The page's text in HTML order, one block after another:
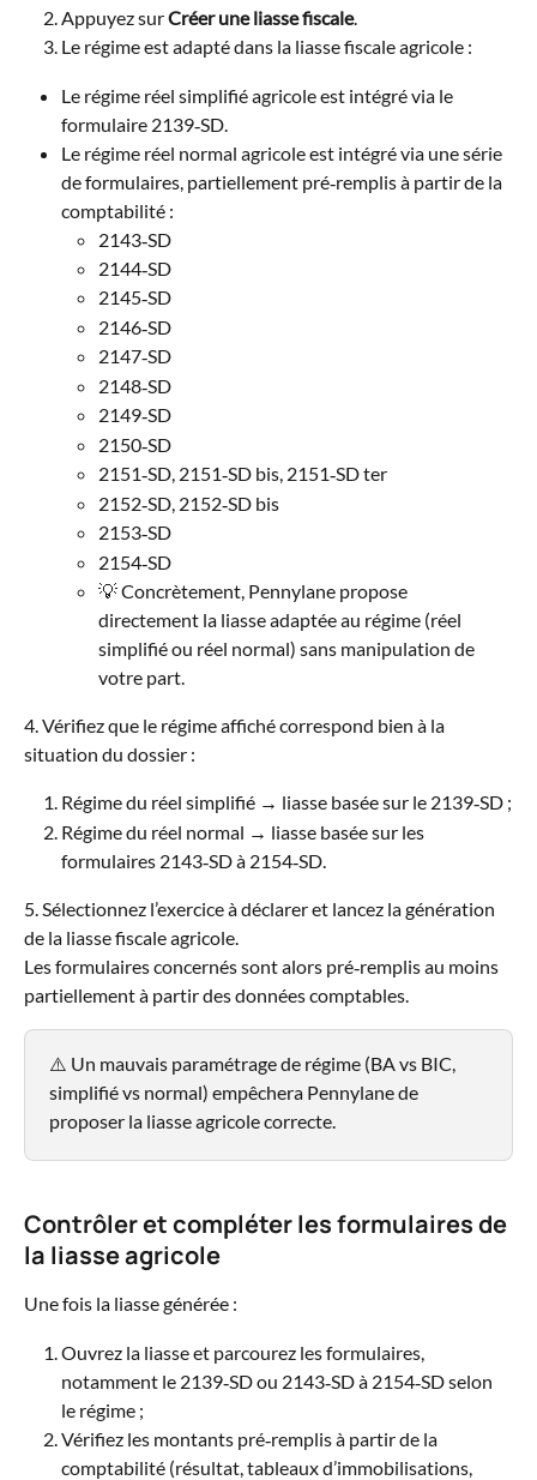
Appuyez sur Créer une liasse fiscale.
Le régime est adapté dans la liasse fiscale agricole :
Le régime réel simplifié agricole est intégré via le
formulaire 2139‑SD.
Le régime réel normal agricole est intégré via une série
de formulaires, partiellement pré‑remplis à partir de la
comptabilité :
2143‑SD
2144‑SD
2145‑SD
2146‑SD
2147‑SD
2148‑SD
2149‑SD
2150‑SD
2151‑SD, 2151‑SD bis, 2151‑SD ter
2152‑SD, 2152‑SD bis
2153‑SD
2154‑SD
💡 Concrètement, Pennylane propose
directement la liasse adaptée au régime (réel
simplifié ou réel normal) sans manipulation de
votre part.
4. Vérifiez que le régime affiché correspond bien à la
situation du dossier :
Régime du réel simplifié → liasse basée sur le 2139‑SD ;
Régime du réel normal → liasse basée sur les
formulaires 2143‑SD à 2154‑SD.
5. Sélectionnez l’exercice à déclarer et lancez la génération
de la liasse fiscale agricole.
Les formulaires concernés sont alors pré‑remplis au moins
partiellement à partir des données comptables.
⚠️ Un mauvais paramétrage de régime (BA vs BIC,
simplifié vs normal) empêchera Pennylane de
proposer la liasse agricole correcte.
Contrôler et compléter les formulaires de
la liasse agricole
Une fois la liasse générée :
Ouvrez la liasse et parcourez les formulaires,
notamment le 2139‑SD ou 2143‑SD à 2154‑SD selon
le régime ;
Vérifiez les montants pré‑remplis à partir de la
comptabilité (résultat, tableaux d’immobilisations,